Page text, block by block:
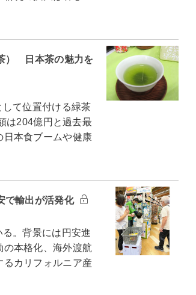
） 日本茶の魅力を
て位置付ける緑茶
は204億円と過去最
日本食ブームや健康
で輸出が活発化
。背景には円安進
の本格化、海外渡航
カリフォルニア産